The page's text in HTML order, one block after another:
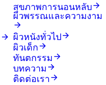
สุขภาพการนอนหลับ
ผิวพรรณและความงาม
ผิวหนังทั่วไป
ผิวเด็ก
ทันตกรรม
บทความ
ติดต่อเรา